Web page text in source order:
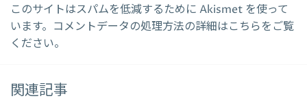
このサイトはスパムを低減するために Akismet を使って
います。 コメントデータの処理方法の詳細はこちらをご覧
ください。
関連記事